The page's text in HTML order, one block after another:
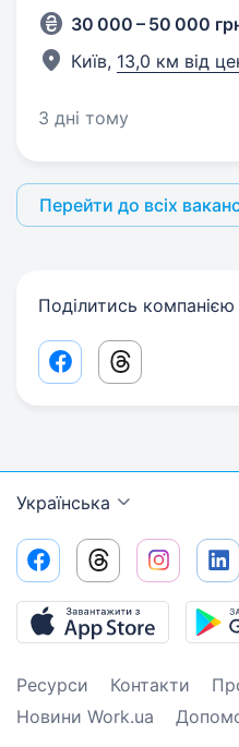
30 000 – 50 000
Київ, 13,0 км від
3 дні тому
Перейти до всіх
Поділитись
Facebook share link
Threads share
Українська
Ресурси Контакти
Новини Work.ua